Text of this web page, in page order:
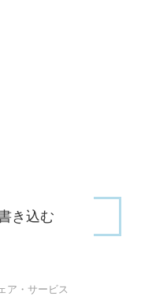
き込む
ア・サービス